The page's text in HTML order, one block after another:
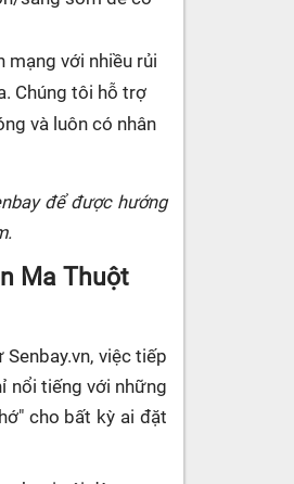
mạng với nhiều rủi
Chúng tôi hỗ trợ
và luôn có nhân
để được hướng
Ma Thuột
việc tiếp
nổi tiếng với những
cho bất kỳ ai đặt